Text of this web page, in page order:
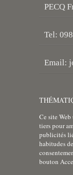
PECQ
Tel:
Email:
Ce site
tiers pour
publicités
habitudes
bouton